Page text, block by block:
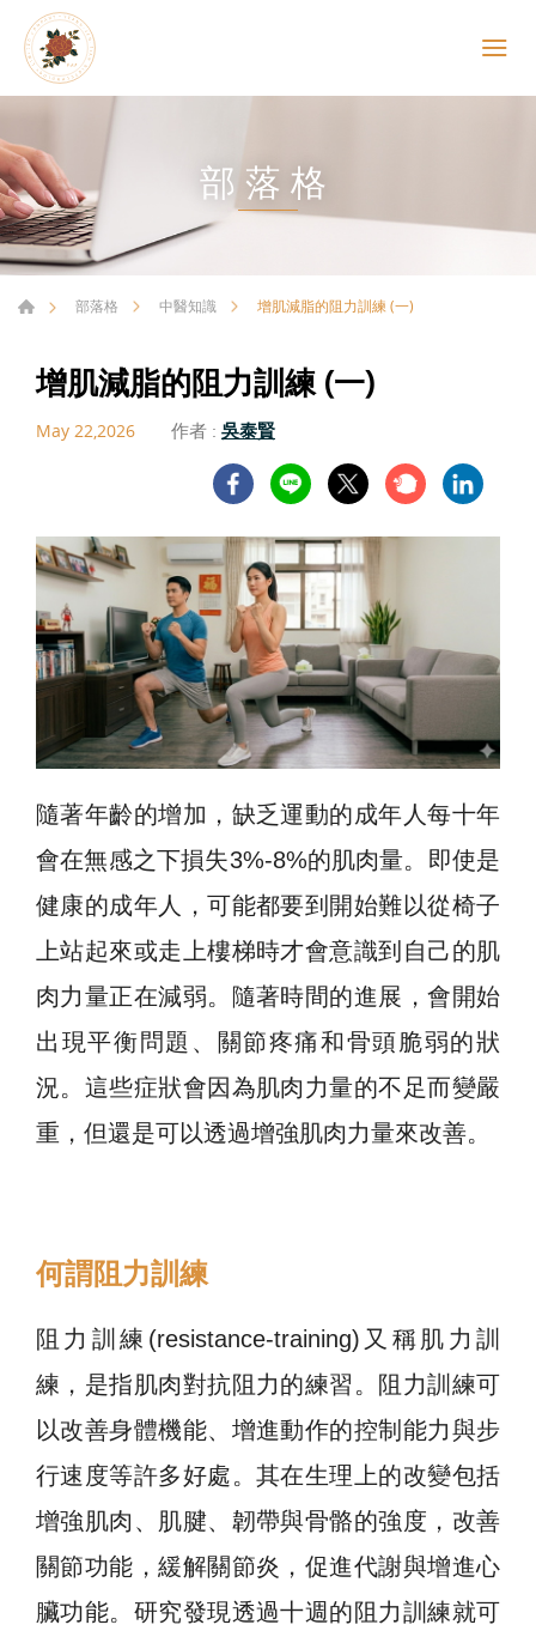
部落格
部落格 中醫知識 增肌減脂的阻力訓練 (一)
增肌減脂的阻力訓練 (一)
May 22,2026 作者 : 吳泰賢
隨著年齡的增加，缺乏運動的成年人每十年
會在無感之下損失3%-8%的肌肉量。即使是
健康的成年人，可能都要到開始難以從椅子
上站起來或走上樓梯時才會意識到自己的肌
肉力量正在減弱。隨著時間的進展，會開始
出現平衡問題、關節疼痛和骨頭脆弱的狀
況。這些症狀會因為肌肉力量的不足而變嚴
重，但還是可以透過增強肌肉力量來改善。
何謂阻力訓練
阻力訓練(resistance-training)又稱肌力訓
練，是指肌肉對抗阻力的練習。阻力訓練可
以改善身體機能、增進動作的控制能力與步
行速度等許多好處。其在生理上的改變包括
增強肌肉、肌腱、韌帶與骨骼的強度，改善
關節功能，緩解關節炎，促進代謝與增進心
臟功能。 研究發現透過十週的阻力訓練就可